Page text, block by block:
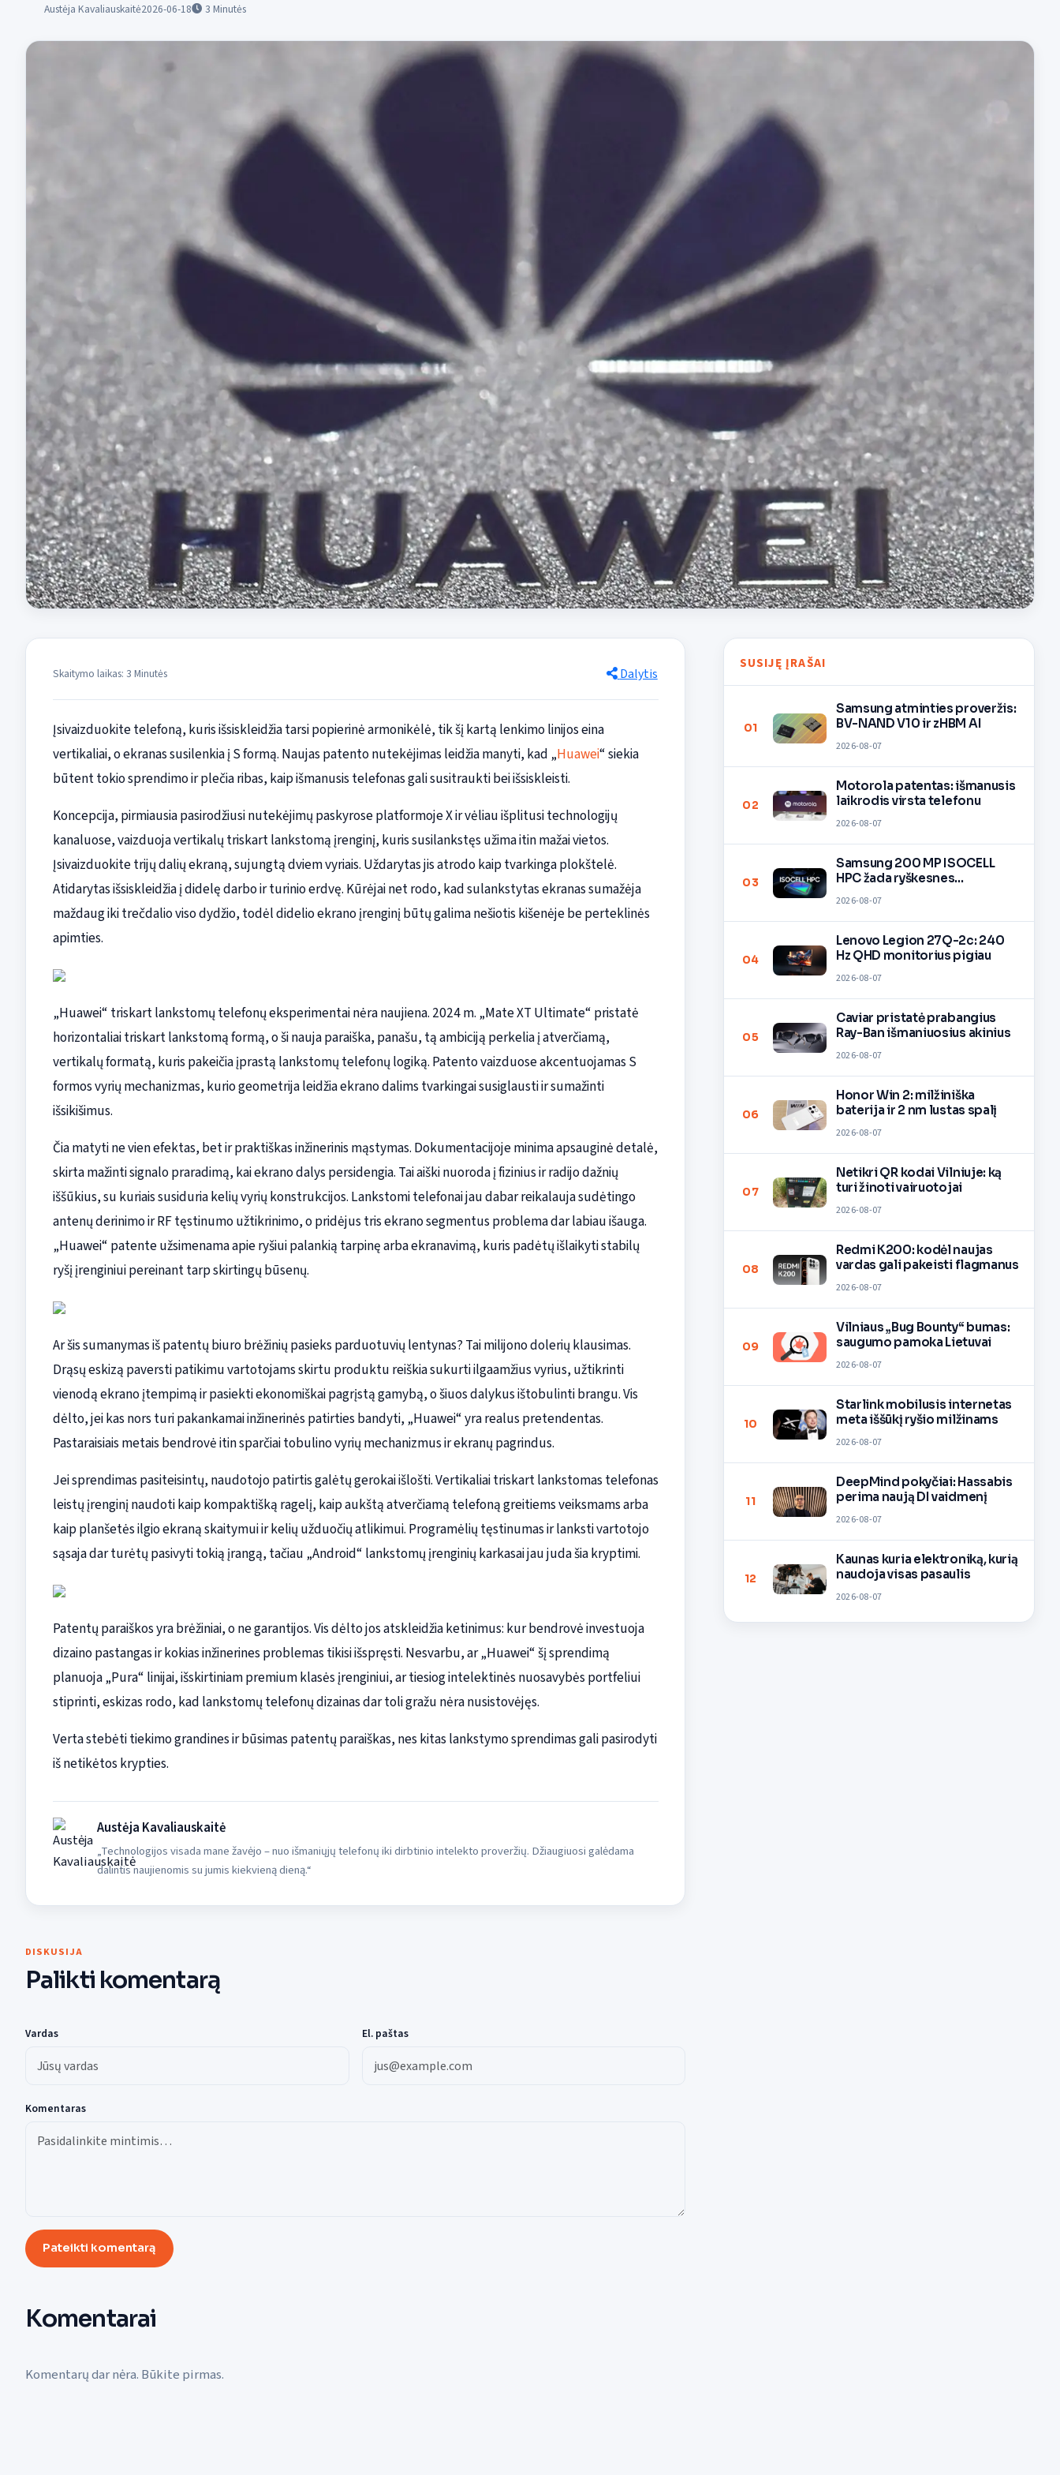
Austėja Kavaliauskaitė2026-06-18 3 Minutės
Skaitymo laikas: 3 Minutės Dalytis
Įsivaizduokite telefoną, kuris išsiskleidžia tarsi popierinė armonikėlė, tik šį kartą lenkimo linijos eina
vertikaliai, o ekranas susilenkia į S formą. Naujas patento nutekėjimas leidžia manyti, kad „Huawei“ siekia
būtent tokio sprendimo ir plečia ribas, kaip išmanusis telefonas gali susitraukti bei išsiskleisti.
Koncepcija, pirmiausia pasirodžiusi nutekėjimų paskyrose platformoje X ir vėliau išplitusi technologijų
kanaluose, vaizduoja vertikalų triskart lankstomą įrenginį, kuris susilankstęs užima itin mažai vietos.
Įsivaizduokite trijų dalių ekraną, sujungtą dviem vyriais. Uždarytas jis atrodo kaip tvarkinga plokštelė.
Atidarytas išsiskleidžia į didelę darbo ir turinio erdvę. Kūrėjai net rodo, kad sulankstytas ekranas sumažėja
maždaug iki trečdalio viso dydžio, todėl didelio ekrano įrenginį būtų galima nešiotis kišenėje be perteklinės
apimties.
„Huawei“ triskart lankstomų telefonų eksperimentai nėra naujiena. 2024 m. „Mate XT Ultimate“ pristatė
horizontaliai triskart lankstomą formą, o ši nauja paraiška, panašu, tą ambiciją perkelia į atverčiamą,
vertikalų formatą, kuris pakeičia įprastą lankstomų telefonų logiką. Patento vaizduose akcentuojamas S
formos vyrių mechanizmas, kurio geometrija leidžia ekrano dalims tvarkingai susiglausti ir sumažinti
išsikišimus.
Čia matyti ne vien efektas, bet ir praktiškas inžinerinis mąstymas. Dokumentacijoje minima apsauginė detalė,
skirta mažinti signalo praradimą, kai ekrano dalys persidengia. Tai aiški nuoroda į fizinius ir radijo dažnių
iššūkius, su kuriais susiduria kelių vyrių konstrukcijos. Lankstomi telefonai jau dabar reikalauja sudėtingo
antenų derinimo ir RF tęstinumo užtikrinimo, o pridėjus tris ekrano segmentus problema dar labiau išauga.
„Huawei“ patente užsimenama apie ryšiui palankią tarpinę arba ekranavimą, kuris padėtų išlaikyti stabilų
ryšį įrenginiui pereinant tarp skirtingų būsenų.
Ar šis sumanymas iš patentų biuro brėžinių pasieks parduotuvių lentynas? Tai milijono dolerių klausimas.
Drąsų eskizą paversti patikimu vartotojams skirtu produktu reiškia sukurti ilgaamžius vyrius, užtikrinti
vienodą ekrano įtempimą ir pasiekti ekonomiškai pagrįstą gamybą, o šiuos dalykus ištobulinti brangu. Vis
dėlto, jei kas nors turi pakankamai inžinerinės patirties bandyti, „Huawei“ yra realus pretendentas.
Pastaraisiais metais bendrovė itin sparčiai tobulino vyrių mechanizmus ir ekranų pagrindus.
Jei sprendimas pasiteisintų, naudotojo patirtis galėtų gerokai išlošti. Vertikaliai triskart lankstomas telefonas
leistų įrenginį naudoti kaip kompaktišką ragelį, kaip aukštą atverčiamą telefoną greitiems veiksmams arba
kaip planšetės ilgio ekraną skaitymui ir kelių užduočių atlikimui. Programėlių tęstinumas ir lanksti vartotojo
sąsaja dar turėtų pasivyti tokią įrangą, tačiau „Android“ lankstomų įrenginių karkasai jau juda šia kryptimi.
Patentų paraiškos yra brėžiniai, o ne garantijos. Vis dėlto jos atskleidžia ketinimus: kur bendrovė investuoja
dizaino pastangas ir kokias inžinerines problemas tikisi išspręsti. Nesvarbu, ar „Huawei“ šį sprendimą
planuoja „Pura“ linijai, išskirtiniam premium klasės įrenginiui, ar tiesiog intelektinės nuosavybės portfeliui
stiprinti, eskizas rodo, kad lankstomų telefonų dizainas dar toli gražu nėra nusistovėjęs.
Verta stebėti tiekimo grandines ir būsimas patentų paraiškas, nes kitas lankstymo sprendimas gali pasirodyti
iš netikėtos krypties.
Austėja Kavaliauskaitė
„Technologijos visada mane žavėjo – nuo išmaniųjų telefonų iki dirbtinio intelekto proveržių. Džiaugiuosi galėdama
dalintis naujienomis su jumis kiekvieną dieną.“
DISKUSIJA
Palikti komentarą
Vardas El. paštas
Komentaras
Pateikti komentarą
Komentarai
Komentarų dar nėra. Būkite pirmas.
SUSIJĘ ĮRAŠAI
01
Samsung atminties proveržis:
BV-NAND V10 ir zHBM AI
2026-08-07
02
Motorola patentas: išmanusis
laikrodis virsta telefonu
2026-08-07
03
Samsung 200 MP ISOCELL
HPC žada ryškesnes
2026-08-07
04
Lenovo Legion 27Q-2c: 240
Hz QHD monitorius pigiau
2026-08-07
05
Caviar pristatė prabangius
Ray-Ban išmaniuosius akinius
2026-08-07
06
Honor Win 2: milžiniška
baterija ir 2 nm lustas spalį
2026-08-07
07
Netikri QR kodai Vilniuje: ką
turi žinoti vairuotojai
2026-08-07
08
Redmi K200: kodėl naujas
vardas gali pakeisti flagmanus
2026-08-07
09
Vilniaus „Bug Bounty“ bumas:
saugumo pamoka Lietuvai
2026-08-07
10
Starlink mobilusis internetas
meta iššūkį ryšio milžinams
2026-08-07
11
DeepMind pokyčiai: Hassabis
perima naują DI vaidmenį
2026-08-07
12
Kaunas kuria elektroniką, kurią
naudoja visas pasaulis
2026-08-07